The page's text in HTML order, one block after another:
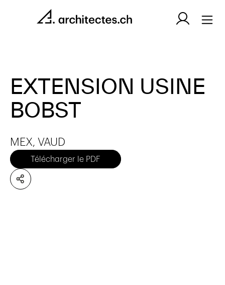
EXTENSION USINE
BOBST
MEX, VAUD
Télécharger le PDF